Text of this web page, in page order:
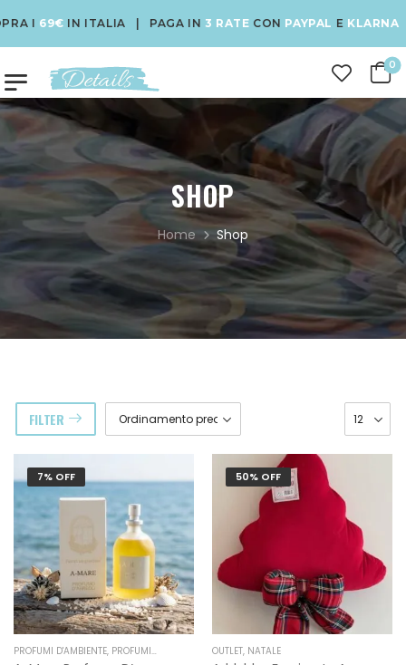
IN ITALIA | PAGA IN3 RATECONPAYPAL EKLARNA| USA
0
SHOP
Home Shop
FILTER
7% OFF
PROFUMI D'AMBIENTE, PROFUMI D'AMBIENTE FIORIRA' UN GIARDINO
50% OFF
OUTLET, NATALE